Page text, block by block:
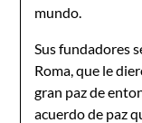
mundo.
Sus fundadores
Roma, que le
gran paz de
acuerdo de paz